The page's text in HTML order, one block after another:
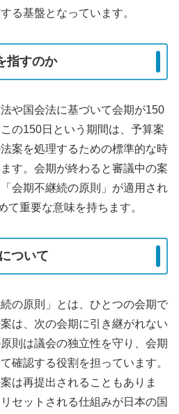
る基盤となっています。
指すのか
や国会法に基づいて会期が150
の150日という期間は、予算案
案を処理するための標準的な時
す。会期が終わると審議中の案
会期不継続の原則」が適用され
て重要な意味を持ちます。
ついて
の原則」とは、ひとつの会期で
は、次の会期に引き継がれない
則は議会の独立性を守り、会期
確認する役割を担っています。
は再提出されることもありま
セットされる仕組みが日本の国